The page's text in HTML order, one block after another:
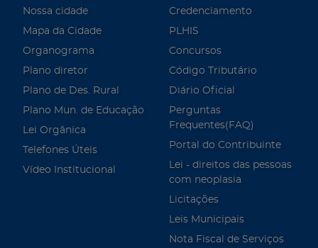
Nossa cidade
Mapa da Cidade
Organograma
Plano diretor
Plano de Des. Rural
Plano Mun. de Educação
Lei Orgânica
Telefones Úteis
Vídeo Institucional
Credenciamento
PLHIS
Concursos
Código Tributário
Diário Oficial
Perguntas
Frequentes(FAQ)
Portal do Contribuinte
Lei - direitos das pessoas
com neoplasia
Licitações
Leis Municipais
Nota Fiscal de Serviços